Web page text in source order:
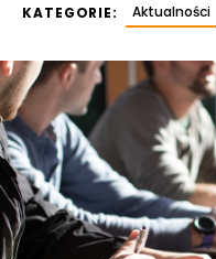
KATEGORIE: Aktualności